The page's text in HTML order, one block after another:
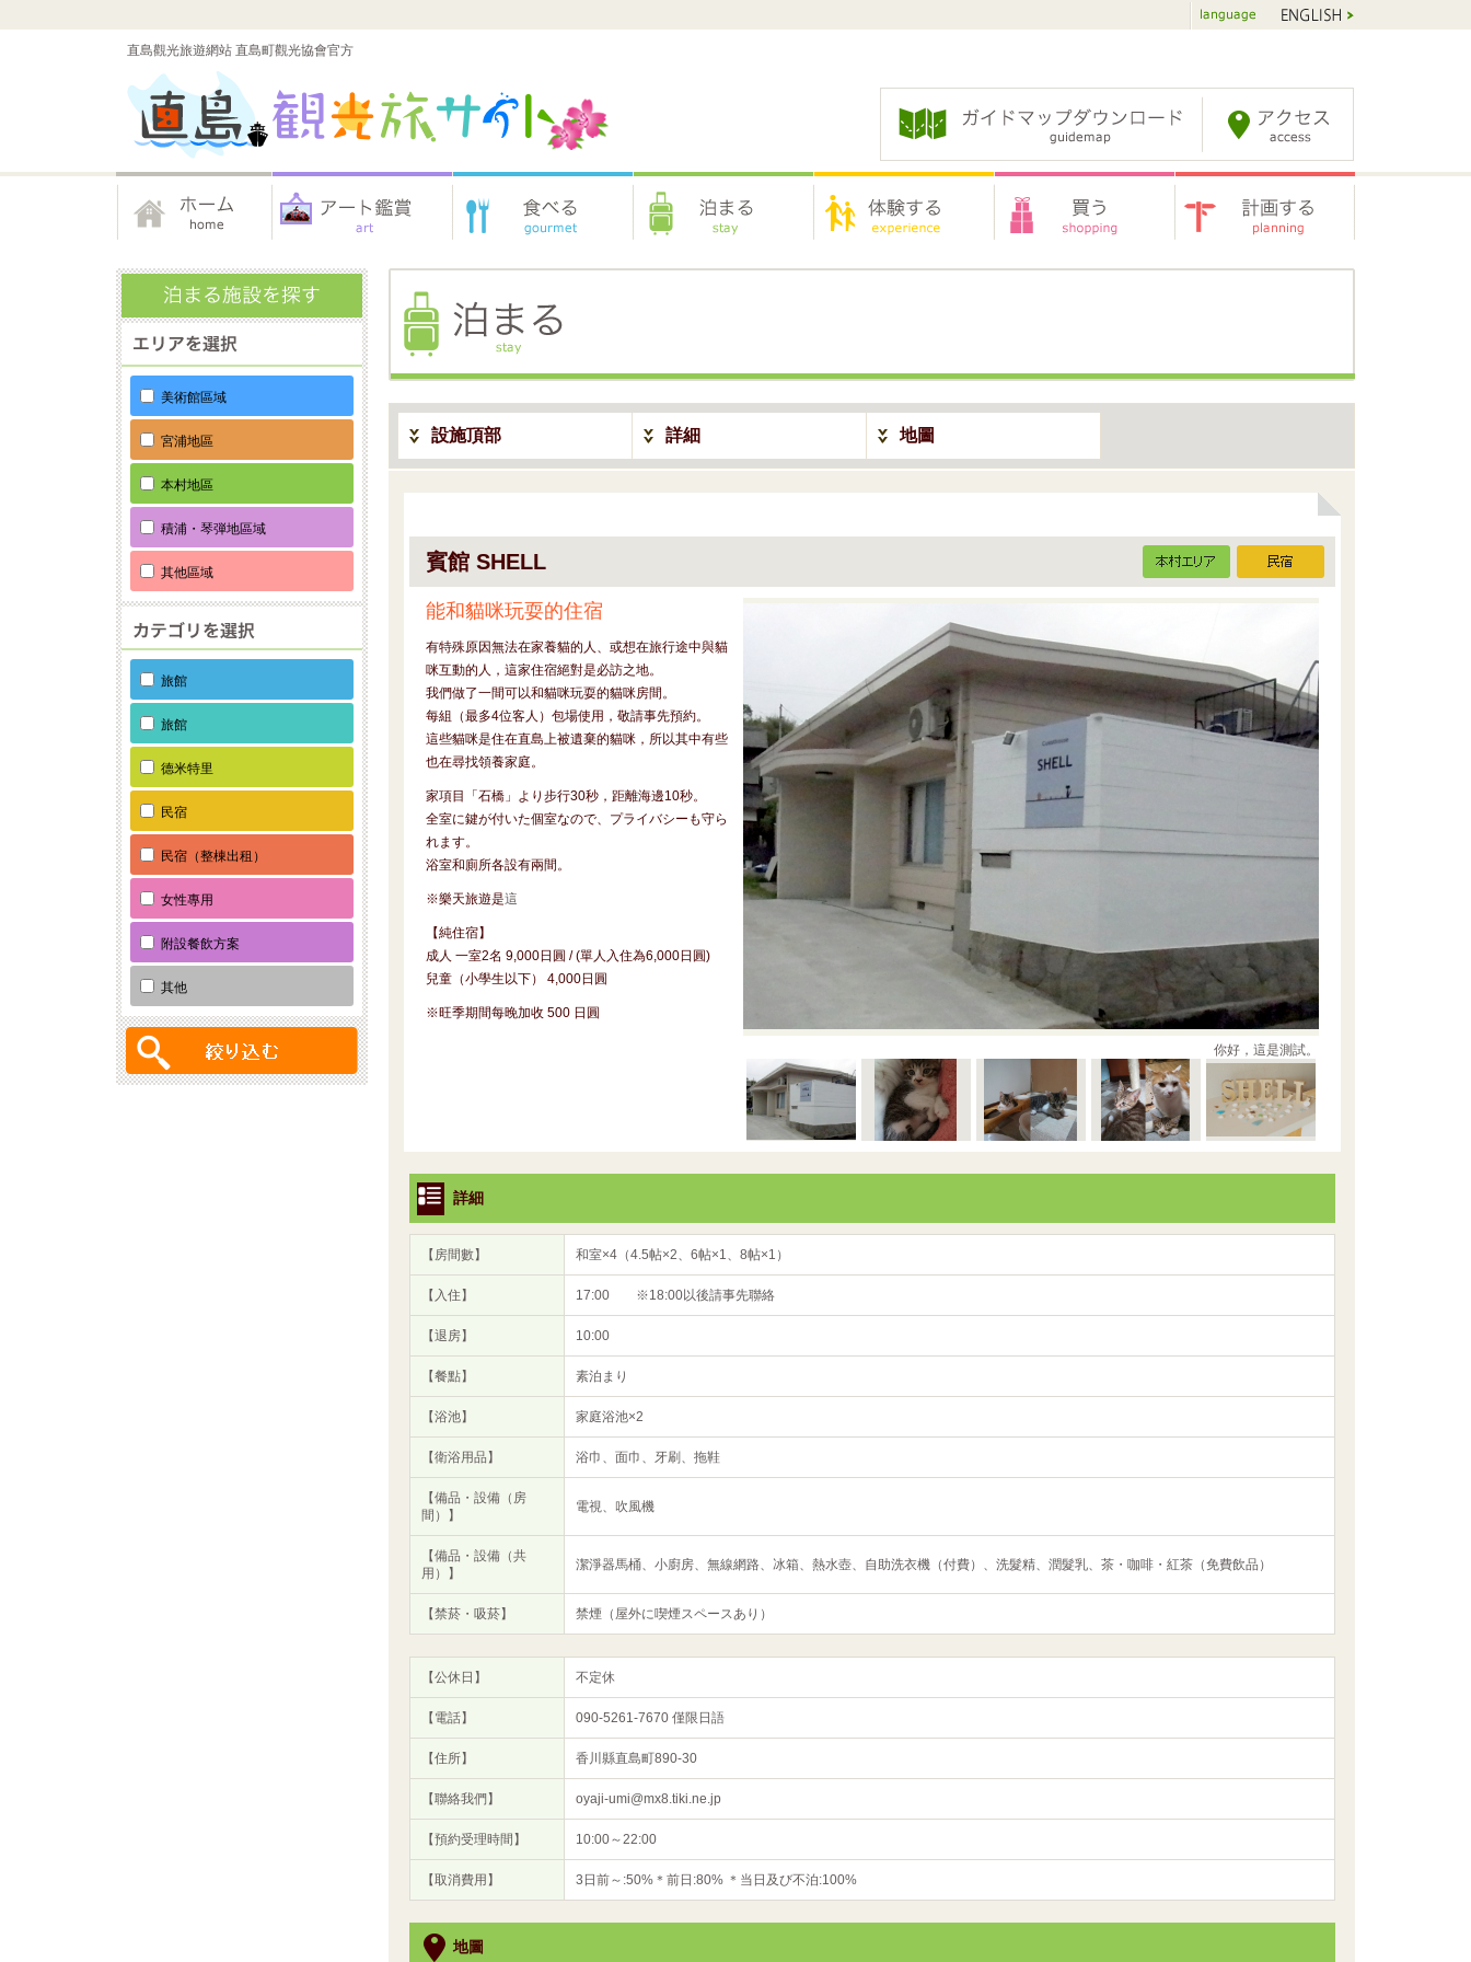
直島觀光旅遊網站 直島町觀光協會官方
設施頂部 詳細 地圖
賓館 SHELL
能和貓咪玩耍的住宿
有特殊原因無法在家養貓的人、或想在旅行途中與貓
咪互動的人，這家住宿絕對是必訪之地。
我們做了一間可以和貓咪玩耍的貓咪房間。
每組（最多4位客人）包場使用，敬請事先預約。
這些貓咪是住在直島上被遺棄的貓咪，所以其中有些
也在尋找領養家庭。
家項目「石橋」より步行30秒，距離海邊10秒。
全室に鍵が付いた個室なので、プライバシーも守ら
れます。
浴室和廁所各設有兩間。
※樂天旅遊是這
【純住宿】
成人 一室2名 9,000日圓 / (單人入住為6,000日圓)
兒童（小學生以下） 4,000日圓
※旺季期間每晚加收 500 日圓
你好，這是測試。
詳細
【房間數】 和室×4（4.5帖×2、6帖×1、8帖×1）
【入住】 17:00 ※18:00以後請事先聯絡
【退房】 10:00
【餐點】 素泊まり
【浴池】 家庭浴池×2
【衛浴用品】 浴巾、面巾、牙刷、拖鞋
【備品・設備（房
間）】
電視、吹風機
【備品・設備（共
用）】
潔淨器馬桶、小廚房、無線網路、冰箱、熱水壺、自助洗衣機（付費）、洗髮精、潤髮乳、茶・咖啡・紅茶（免費飲品）
【禁菸・吸菸】 禁煙（屋外に喫煙スペースあり）
【公休日】 不定休
【電話】 090-5261-7670 僅限日語
【住所】 香川縣直島町890-30
【聯絡我們】 oyaji-umi@mx8.tiki.ne.jp
【預約受理時間】 10:00～22:00
【取消費用】 3日前～:50%＊前日:80% ＊当日及び不泊:100%
地圖
美術館區域
宮浦地區
本村地區
積浦・琴弾地區域
其他區域
旅館
旅館
德米特里
民宿
民宿（整棟出租）
女性專用
附設餐飲方案
其他